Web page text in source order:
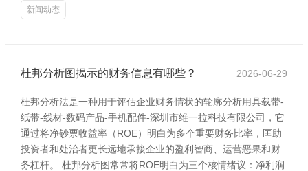
新闻动态
杜邦分析图揭示的财务信息有哪些？ 2026-06-29
杜邦分析法是一种用于评估企业财务情状的轮廓分析用具载带-
纸带-线材-数码产品-手机配件-深圳市维一拉科技有限公司，它
通过将净钞票收益率（ROE）明白为多个重要财务比率，匡助
投资者和处治者更长远地承接企业的盈利智商、运营恶果和财
务杠杆。 杜邦分析图常常将ROE明白为三个核情绪议：净利润